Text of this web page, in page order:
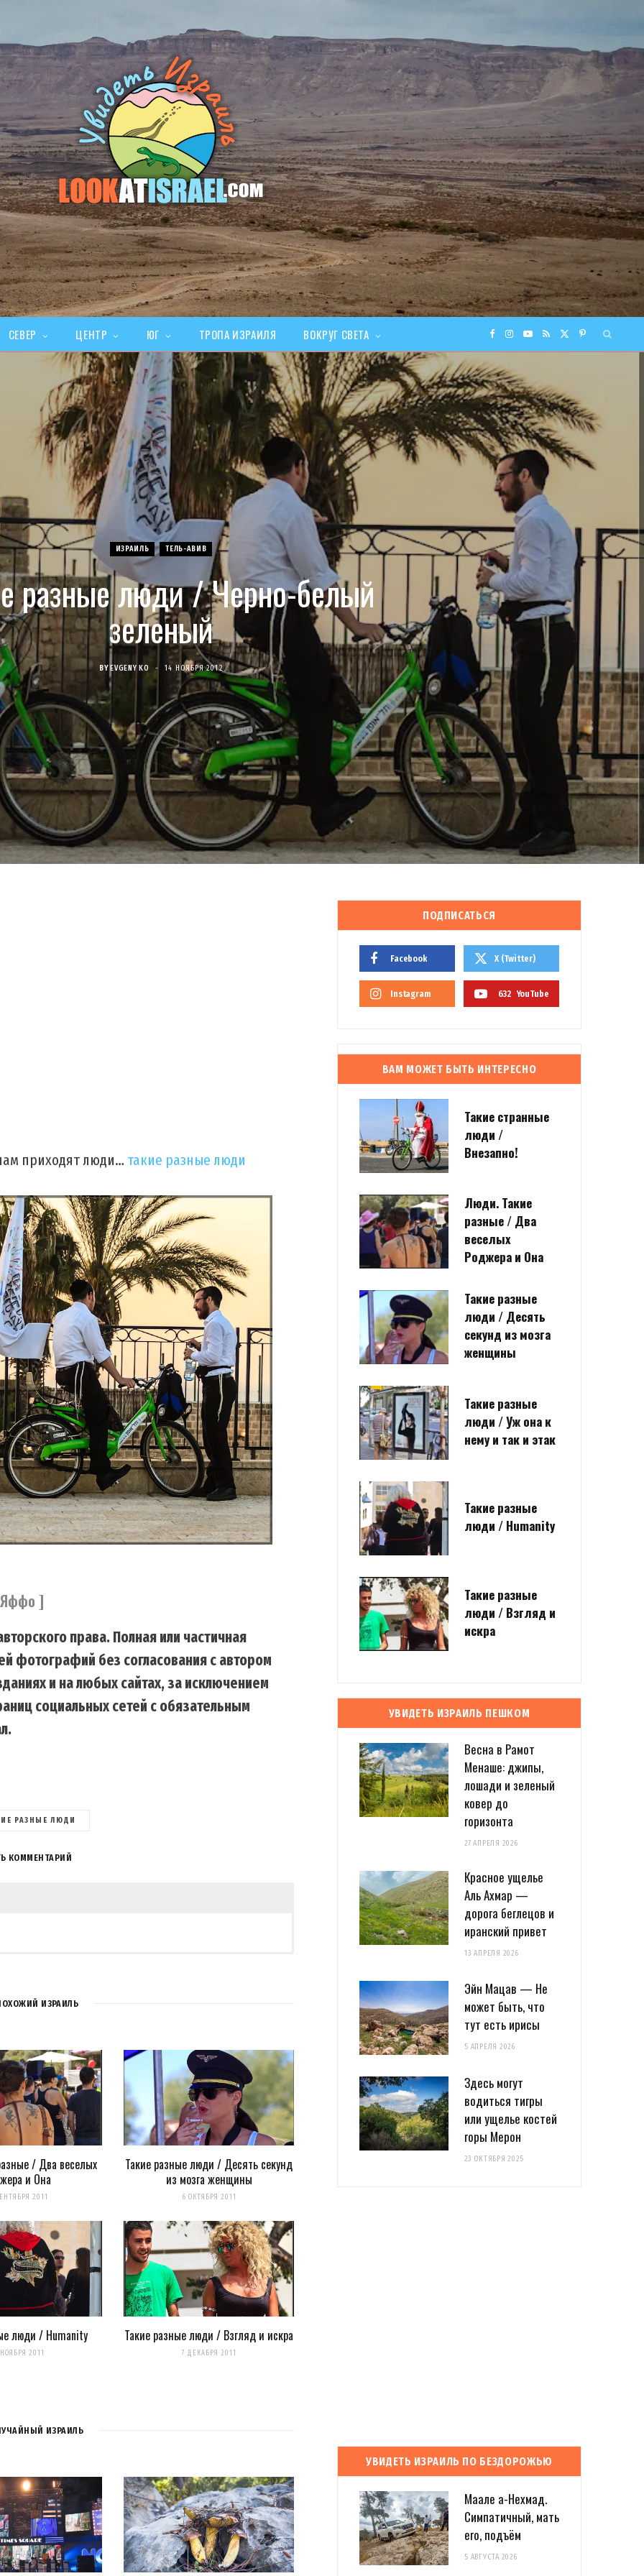
F
a
c
e
b
k
I
s
t
a
r
a
Y
u
T
R
S T
i
r
P
t
e
СЕВЕР ЦЕНТР ЮГ ТРОПА ИЗРАИЛЯ ВОКРУГ СВЕТА
ИЗРАИЛЬ ТЕЛЬ-АВИВ
разные люди / Черно-белый
зеленый
BY EVGENY KO 14 НОЯБРЯ 2012
приходят люди… такие разные люди
]
права. Полная или частичная
фотографий без согласования с автором
и на любых сайтах, за исключением
социальных сетей с обязательным
РАЗНЫЕ ЛЮДИ
КОММЕНТАРИЙ
последующих моих комментариев.
А можно простоподписаться на комментарии
ИЗРАИЛЬ
/ Два веселых
и Она
2011
Такие разные люди / Десять секунд
из мозга женщины
6 ОКТЯБРЯ 2011
люди / Humanity
2011
Такие разные люди / Взгляд и искра
7 ДЕКАБРЯ 2011
ИЗРАИЛЬ
ПОДПИСАТЬСЯ
Facebook X (Twitter)
Instagram 632 YouTube
ВАМ МОЖЕТ БЫТЬ ИНТЕРЕСНО
Такие странные
люди /
Внезапно!
Люди. Такие
разные / Два
веселых
Роджера и Она
Такие разные
люди / Десять
секунд из мозга
женщины
Такие разные
люди / Уж она к
нему и так и этак
Такие разные
люди / Humanity
Такие разные
люди / Взгляд и
искра
УВИДЕТЬ ИЗРАИЛЬ ПЕШКОМ
Весна в Рамот
Менаше: джипы,
лошади и зеленый
ковер до
горизонта
27 АПРЕЛЯ 2026
Красное ущелье
Аль Ахмар —
дорога беглецов и
иранский привет
13 АПРЕЛЯ 2026
Эйн Мацав — Не
может быть, что
тут есть ирисы
5 АПРЕЛЯ 2026
Здесь могут
водиться тигры
или ущелье костей
горы Мерон
23 ОКТЯБРЯ 2025
УВИДЕТЬ ИЗРАИЛЬ ПО БЕЗДОРОЖЬЮ
Маале а-Нехмад.
Симпатичный, мать
его, подъём
5 АВГУСТА 2026